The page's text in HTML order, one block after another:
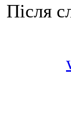
Після